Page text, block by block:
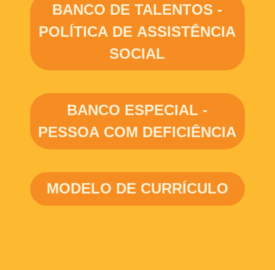
BANCO DE TALENTOS -
POLÍTICA DE ASSISTÊNCIA
SOCIAL
BANCO ESPECIAL -
PESSOA COM DEFICIÊNCIA
MODELO DE CURRÍCULO